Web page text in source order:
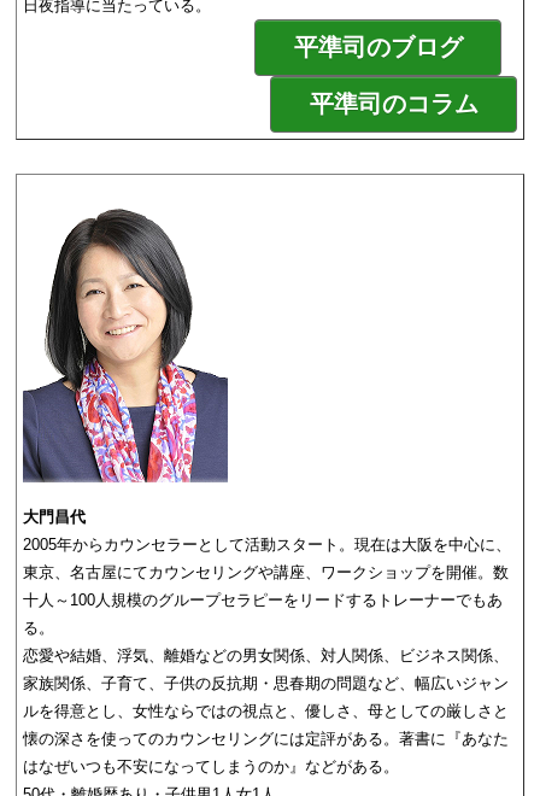
日夜指導に当たっている。
平準司のブログ
平準司のコラム
大門昌代
2005年からカウンセラーとして活動スタート。現在は大阪を中心に、
東京、名古屋にてカウンセリングや講座、ワークショップを開催。数
十人～100人規模のグループセラピーをリードするトレーナーでもあ
る。
恋愛や結婚、浮気、離婚などの男女関係、対人関係、ビジネス関係、
家族関係、子育て、子供の反抗期・思春期の問題など、幅広いジャン
ルを得意とし、女性ならではの視点と、優しさ、母としての厳しさと
懐の深さを使ってのカウンセリングには定評がある。著書に『あなた
はなぜいつも不安になってしまうのか』などがある。